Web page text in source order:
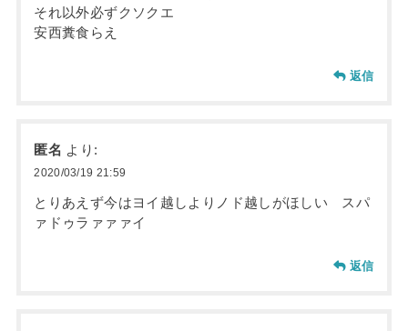
それ以外必ずクソクエ
安西糞食らえ
返信
匿名 より:
2020/03/19 21:59
とりあえず今はヨイ越しよりノド越しがほしい スパ
ァドゥラァァァイ
返信